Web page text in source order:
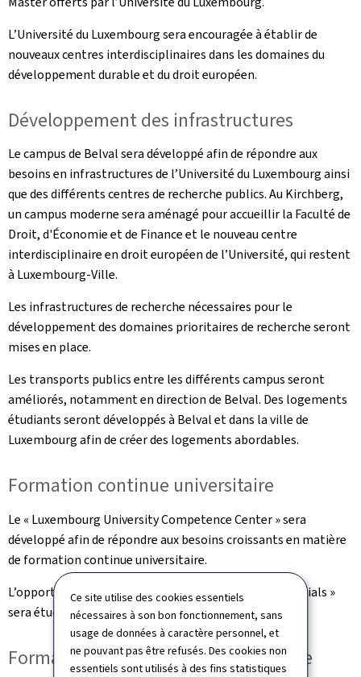
Ce site utilise des cookies essentiels
nécessaires à son bon fonctionnement, sans
usage de données à caractère personnel, et
ne pouvant pas être refusés. Des cookies non
essentiels sont utilisés à des fins statistiques
L’Université du Luxembourg sera encouragée à établir de
nouveaux centres interdisciplinaires dans les domaines du
développement durable et du droit européen.
Développement des infrastructures
Le campus de Belval sera développé afin de répondre aux
besoins en infrastructures de l’Université du Luxembourg ainsi
que des différents centres de recherche publics. Au Kirchberg,
un campus moderne sera aménagé pour accueillir la Faculté de
Droit, d'Économie et de Finance et le nouveau centre
interdisciplinaire en droit européen de l’Université, qui restent
à Luxembourg-Ville.
Les infrastructures de recherche nécessaires pour le
développement des domaines prioritaires de recherche seront
mises en place.
Les transports publics entre les différents campus seront
améliorés, notamment en direction de Belval. Des logements
étudiants seront développés à Belval et dans la ville de
Luxembourg afin de créer des logements abordables.
Formation continue universitaire
Le « Luxembourg University Competence Center » sera
développé afin de répondre aux besoins croissants en matière
de formation continue universitaire.
L’opportunité d’un cadre légal pour les « micro credentials »
sera étudiée.
Formation professionnelle supérieure